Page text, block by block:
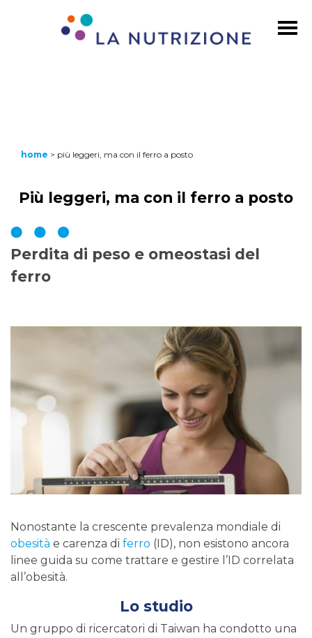
home > più leggeri, ma con il ferro a posto
Più leggeri, ma con il ferro a posto
Perdita di peso e omeostasi del
ferro
Nonostante la crescente prevalenza mondiale di
obesità e carenza di ferro (ID), non esistono ancora
linee guida su come trattare e gestire l’ID correlata
all’obesità.
Lo studio
Un gruppo di ricercatori di Taiwan ha condotto una